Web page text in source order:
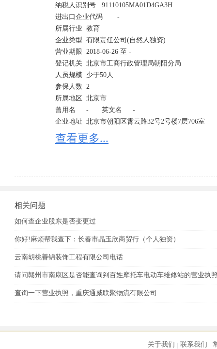
纳税人识别号	91110105MA01D4GA3H
进出口企业代码	-
所属行业	教育
企业类型	有限责任公司(自然人独资)
营业期限	2018-06-26 至 -
登记机关	北京市工商行政管理局朝阳分局
人员规模	少于50人
参保人数	2
所属地区	北京市
曾用名	-	英文名	-
企业地址	北京市朝阳区霄云路32号2号楼7层706室
经营范围	技术服务、技术转让、技术开发、技术推广、技术咨询；承办展览展示活动；会议服务；经济
贸易咨询；应用软件服务（不含医用软件）；软件开
查看更多...
相关问题
如何查企业股东是否变更过
你好!麻烦帮我查下：长春市晶玉欣商贸行（个人独资）
云南胡桃善锦装饰工程有限公司电话
请问赣州市南康区是否能查询到百姓摩托车电动车维修站的营业执
查询一下营业执照，重庆通威联聚物流有限公司
关于我们 联系我们